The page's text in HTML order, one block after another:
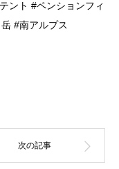
ント #ペンションフィ
#南アルプス